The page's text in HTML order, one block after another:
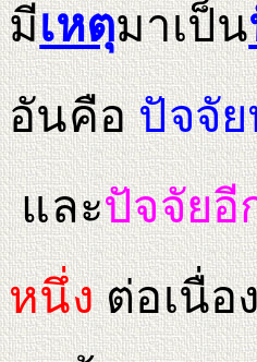
มีเหตุมาเป็น
อันคือปัจจั
และปัจจัยอี
หนึ่งต่อเนื่อ